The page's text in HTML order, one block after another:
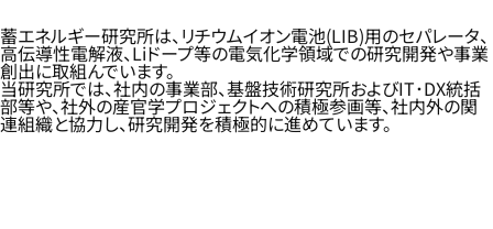
蓄エネルギー研究所は、リチウムイオン電池(LIB)用のセパレータ、
高伝導性電解液、Liドープ等の電気化学領域での研究開発や事業
創出に取組んでいます。
当研究所では、社内の事業部、基盤技術研究所およびIT･DX統括
部等や、社外の産官学プロジェクトへの積極参画等、社内外の関
連組織と協力し、研究開発を積極的に進めています。